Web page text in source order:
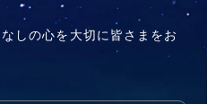
しの心を大切に皆さまをお